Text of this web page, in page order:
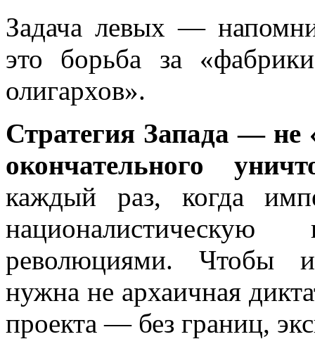
Задача левых —
это борьба за
олигархов».
Стратегия Запада — не
окончательного
каждый раз, когда
революциями. Чтобы
нужна не архаичная
проекта — без границ,